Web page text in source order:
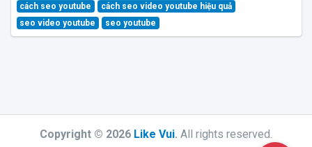
cách seo youtube
cách seo video youtube hiệu quả
seo video youtube
seo youtube
Copyright © 2026 Like Vui. All rights reserved.